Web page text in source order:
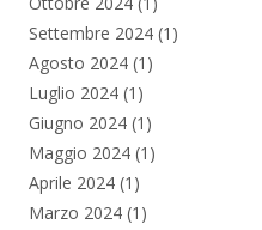
Settembre 2024 (1)
Agosto 2024 (1)
Luglio 2024 (1)
Giugno 2024 (1)
Maggio 2024 (1)
Aprile 2024 (1)
Marzo 2024 (1)